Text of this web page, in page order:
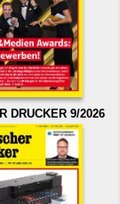
DRUCKER 9/2026